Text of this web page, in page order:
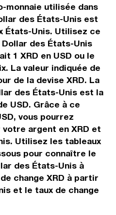
monnaie utilisée dans
des États-Unis est
États-Unis. Utilisez ce
des États-Unis
1 XRD en USD ou le
La valeur indiquée de
de la devise XRD. La
des États-Unis est la
USD. Grâce à ce
vous pourrez
argent en XRD et
Utilisez les tableaux
pour connaître le
des États-Unis à
change XRD à partir
et le taux de change